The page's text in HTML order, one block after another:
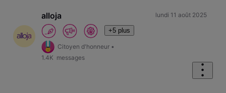
alloja
+5 plus
Citoyen d'honneur •
1.4K messages
lundi 11 août 2025